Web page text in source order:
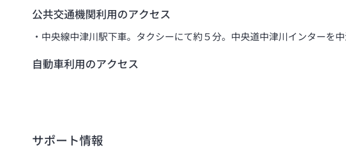
公共交通機関利用のアクセス
中央線中津川駅下車。タクシーにて約５分。中央道中津川インターを
自動車利用のアクセス
サポート情報